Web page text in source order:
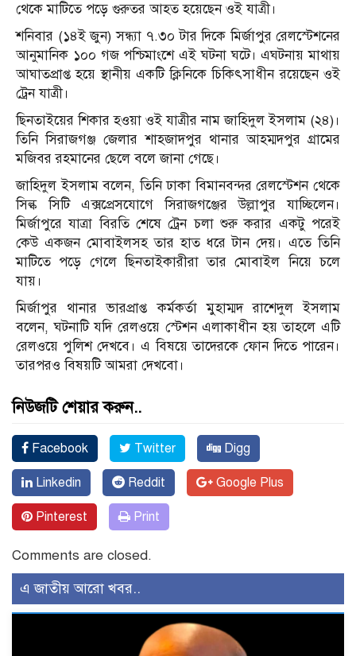
থেকে মাটিতে পড়ে গুরুতর আহত হয়েছেন ওই যাত্রী।
শনিবার (১৪ই জুন) সন্ধ্যা ৭.৩০ টার দিকে মির্জাপুর রেলস্টেশনের
আনুমানিক ১০০ গজ পশ্চিমাংশে এই ঘটনা ঘটে। এঘটনায় মাথায়
আঘাতপ্রাপ্ত হয়ে স্থানীয় একটি ক্লিনিকে চিকিৎসাধীন রয়েছেন ওই
ট্রেন যাত্রী।
ছিনতাইয়ের শিকার হওয়া ওই যাত্রীর নাম জাহিদুল ইসলাম (২৪)।
তিনি সিরাজগঞ্জ জেলার শাহজাদপুর থানার আহম্মদপুর গ্রামের
মজিবর রহমানের ছেলে বলে জানা গেছে।
জাহিদুল ইসলাম বলেন, তিনি ঢাকা বিমানবন্দর রেলস্টেশন থেকে
সিল্ক সিটি এক্সপ্রেসযোগে সিরাজগঞ্জের উল্লাপুর যাচ্ছিলেন।
মির্জাপুরে যাত্রা বিরতি শেষে ট্রেন চলা শুরু করার একটু পরেই
কেউ একজন মোবাইলসহ তার হাত ধরে টান দেয়। এতে তিনি
মাটিতে পড়ে গেলে ছিনতাইকারীরা তার মোবাইল নিয়ে চলে
যায়।
মির্জাপুর থানার ভারপ্রাপ্ত কর্মকর্তা মুহাম্মদ রাশেদুল ইসলাম
বলেন, ঘটনাটি যদি রেলওয়ে স্টেশন এলাকাধীন হয় তাহলে এটি
রেলওয়ে পুলিশ দেখবে। এ বিষয়ে তাদেরকে ফোন দিতে পারেন।
তারপরও বিষয়টি আমরা দেখবো।
নিউজটি শেয়ার করুন..
Facebook Twitter Digg
Linkedin Reddit Google Plus
Pinterest Print
Comments are closed.
এ জাতীয় আরো খবর..